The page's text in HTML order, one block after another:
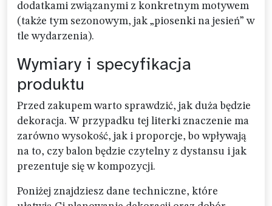
dodatkami związanymi z konkretnym motywem
(także tym sezonowym, jak „piosenki na jesień” w
tle wydarzenia).
Wymiary i specyfikacja
produktu
Przed zakupem warto sprawdzić, jak duża będzie
dekoracja. W przypadku tej literki znaczenie ma
zarówno wysokość, jak i proporcje, bo wpływają
na to, czy balon będzie czytelny z dystansu i jak
prezentuje się w kompozycji.
Poniżej znajdziesz dane techniczne, które